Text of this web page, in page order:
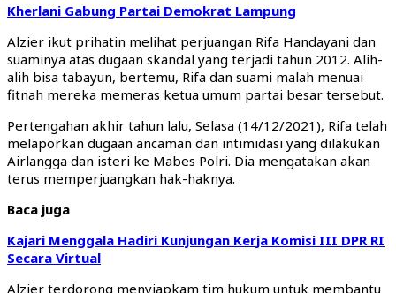
Kherlani Gabung Partai Demokrat Lampung
Alzier ikut prihatin melihat perjuangan Rifa Handayani dan
suaminya atas dugaan skandal yang terjadi tahun 2012. Alih-
alih bisa tabayun, bertemu, Rifa dan suami malah menuai
fitnah mereka memeras ketua umum partai besar tersebut.
Pertengahan akhir tahun lalu, Selasa (14/12/2021), Rifa telah
melaporkan dugaan ancaman dan intimidasi yang dilakukan
Airlangga dan isteri ke Mabes Polri. Dia mengatakan akan
terus memperjuangkan hak-haknya.
Baca juga
Kajari Menggala Hadiri Kunjungan Kerja Komisi III DPR RI
Secara Virtual
Alzier terdorong menyiapkam tim hukum untuk membantu